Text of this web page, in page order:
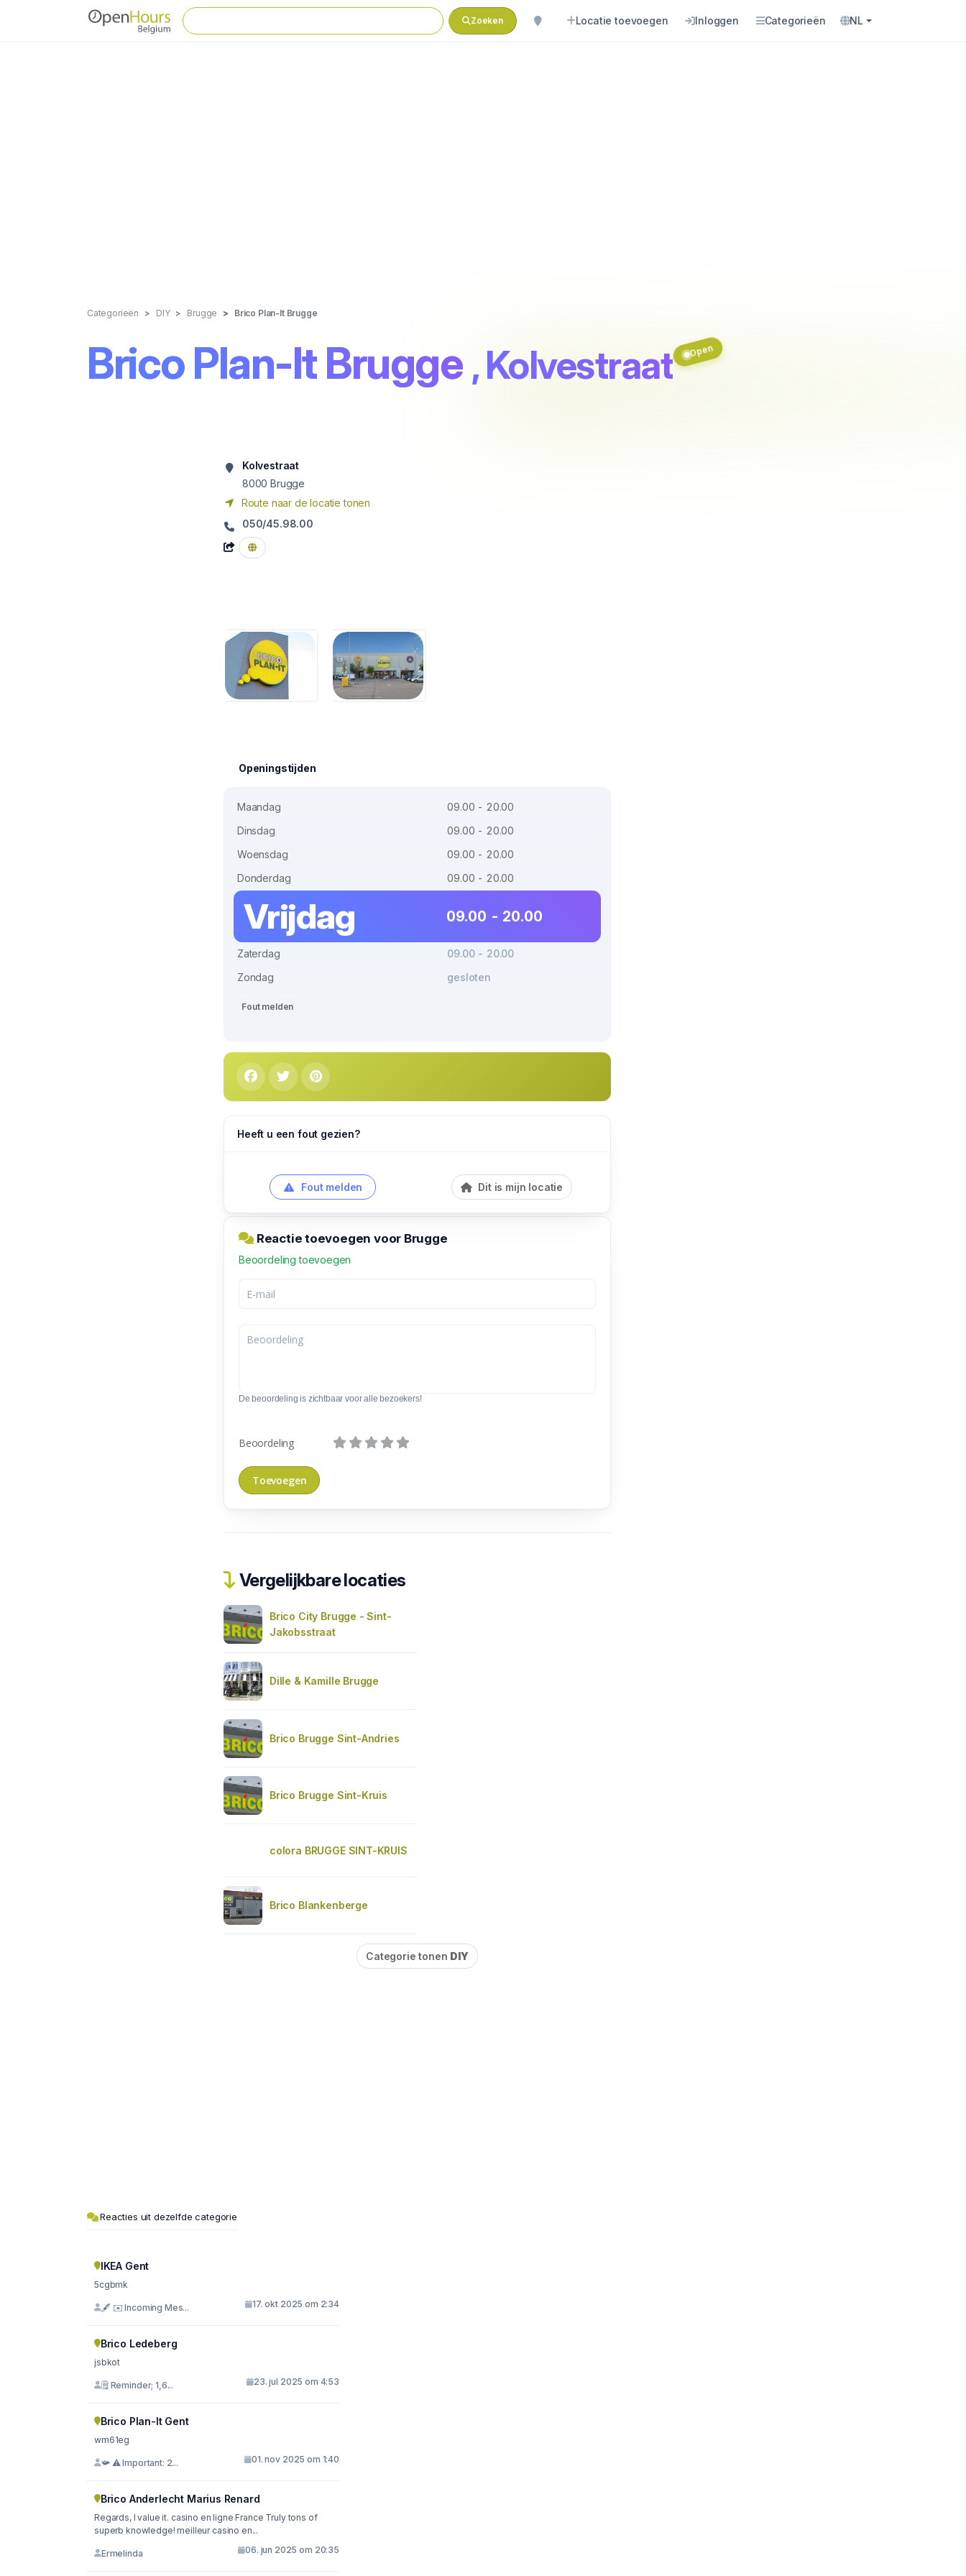
Zoeken Locatie toevoegen Inloggen Categorieën NL
Categorieën DIY Brugge Brico Plan-It Brugge
Brico Plan-It Brugge , Kolvestraat Open
Kolvestraat
8000 Brugge
Route naar de locatie tonen
050/45.98.00
Openingstijden
Maandag
09.00 - 20.00
Dinsdag
09.00 - 20.00
Woensdag
09.00 - 20.00
Donderdag
09.00 - 20.00
Vrijdag 09.00 - 20.00
Zaterdag
09.00 - 20.00
Zondag
gesloten
Fout melden
Heeft u een fout gezien?
Fout melden Dit is mijn locatie
Reactie toevoegen voor Brugge
Beoordeling toevoegen
De beoordeling is zichtbaar voor alle bezoekers!
Beoordeling
Vergelijkbare locaties
Brico City Brugge - Sint-
Jakobsstraat
Dille & Kamille Brugge
Brico Brugge Sint-Andries
Brico Brugge Sint-Kruis
colora BRUGGE SINT-KRUIS
Brico Blankenberge
Categorie tonen DIY
Reacties uit dezelfde categorie
IKEA Gent
5cgbmk
🖋 ✉️ Incoming Mes... 17. okt 2025 om 2:34
Brico Ledeberg
jsbkot
🗒 Reminder; 1,6... 23. jul 2025 om 4:53
Brico Plan-It Gent
wm61eg
📯 ⚠️ Important: 2... 01. nov 2025 om 1:40
Brico Anderlecht Marius Renard
Regards, I value it. casino en ligne France Truly tons of
superb knowledge! meilleur casino en...
Ermelinda 06. jun 2025 om 20:35